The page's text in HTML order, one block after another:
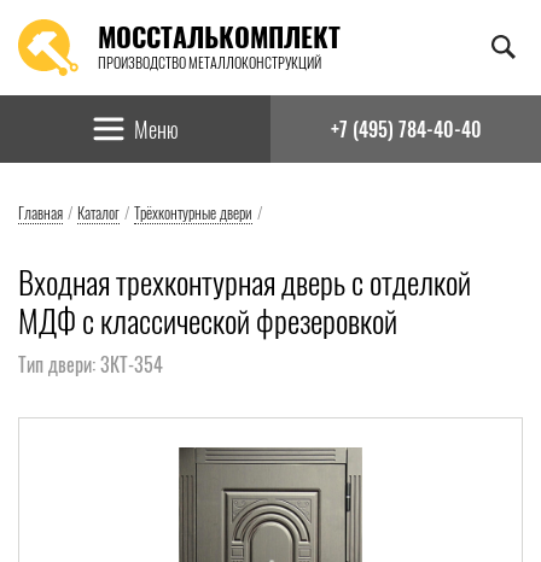
МОССТАЛЬКОМПЛЕКТ
ПРОИЗВОДСТВО МЕТАЛЛОКОНСТРУКЦИЙ
Найти:
Меню +7 (495) 784-40-40
Главная / Каталог / Трёхконтурные двери /
Входная трехконтурная дверь с отделкой
МДФ с классической фрезеровкой
Тип двери: 3КТ-354